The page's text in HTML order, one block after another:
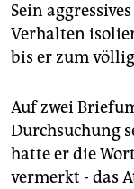
Sein
Verhalten
bis er zum
Auf zwei
Durchsuchung
hatte er die
vermerkt - das